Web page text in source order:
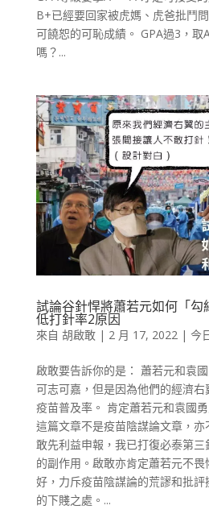
B+已經要回家被虎媽、虎爸批鬥
可饒恕的可恥成績。 GPA過3，取
嗎？...
試論谷針悍將蕭若元如何「勾
低打針率2原因
來自 胡啟敢| 2 月 17, 2022| 今
啟敢要告訴你的是： 蕭若元和袁
可志可嘉，但是因為他們的經濟
疫苗普及率。 肯定蕭若元和袁國
這篇文章不是疫苗陰謀論文章，
敢先利益申報，我已打復必泰第
的副作用。啟敢亦肯定蕭若元不
好，力斥疫苗陰謀論的荒謬和批
的下賤之處。...